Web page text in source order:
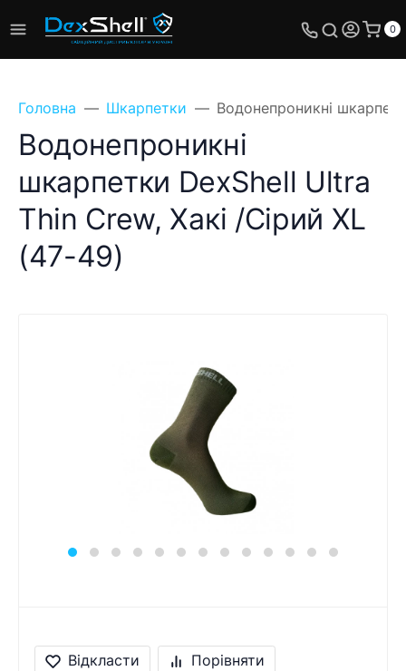
0
Головна Шкарпетки Водонепроникні
Водонепроникні
шкарпетки DexShell Ultra
Thin Crew, Хакі /Сірий XL
(47-49)
Відкласти Порівняти